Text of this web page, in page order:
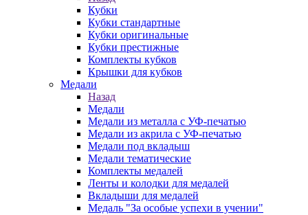
Кубки
Кубки стандартные
Кубки оригинальные
Кубки престижные
Комплекты кубков
Крышки для кубков
Медали
Назад
Медали
Медали из металла с УФ-печатью
Медали из акрила с УФ-печатью
Медали под вкладыш
Медали тематические
Комплекты медалей
Ленты и колодки для медалей
Вкладыши для медалей
Медаль "За особые успехи в учении"